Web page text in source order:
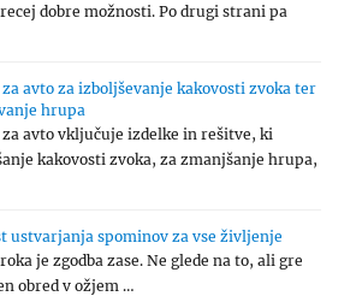
dobre možnosti. Po drugi strani pa
avto za izboljševanje kakovosti zvoka ter
hrupa
avto vključuje izdelke in rešitve, ki
kakovosti zvoka, za zmanjšanje hrupa,
ustvarjanja spominov za vse življenje
je zgodba zase. Ne glede na to, ali gre
obred v ožjem …